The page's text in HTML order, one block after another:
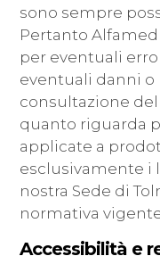
sono sempre
Pertanto
per eventuali
eventuali danni
consultazione
quanto riguarda
applicate a
esclusivamente i
nostra Sede di
normativa
Accessibilità e